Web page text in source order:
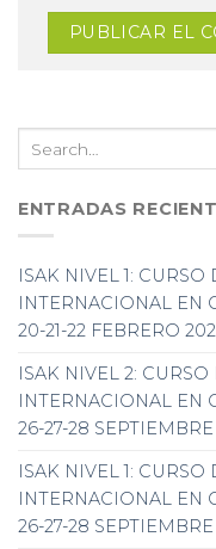
ENTRADAS
ISAK NIVEL 1:
INTERNACIONAL EN
20-21-22 FEBRERO
ISAK NIVEL 2:
INTERNACIONAL EN
26-27-28
ISAK NIVEL 1:
INTERNACIONAL EN
26-27-28